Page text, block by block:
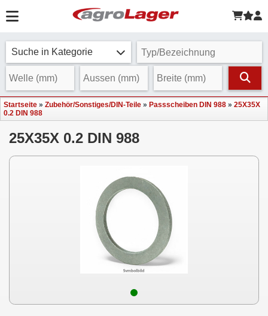
Suche in Kategorie
Startseite » Zubehör/Sonstiges/DIN-Teile » Passscheiben DIN 988 » 25X35X
0.2 DIN 988
25X35X 0.2 DIN 988